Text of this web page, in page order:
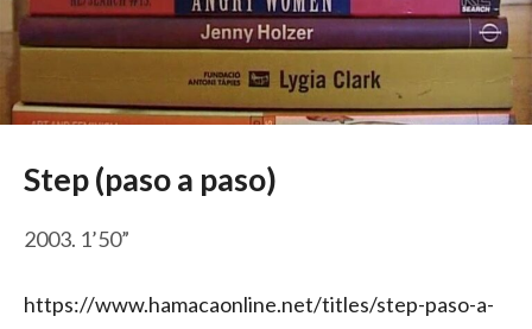
Step (paso a paso)
2003. 1’50”
https://www.hamacaonline.net/titles/step-paso-a-